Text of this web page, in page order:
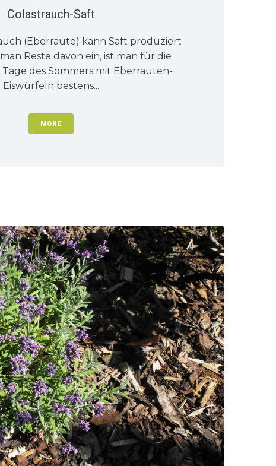
Colastrauch-Saft
(Eberraute) kann Saft produziert
Reste davon ein, ist man für die
des Sommers mit Eberrauten-
Eiswürfeln bestens...
MORE